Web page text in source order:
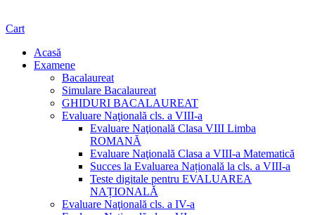
Cart
Acasă
Examene
Bacalaureat
Simulare Bacalaureat
GHIDURI BACALAUREAT
Evaluare Naţională cls. a VIII-a
Evaluare Naţională Clasa VIII Limba
ROMANĂ
Evaluare Naţională Clasa a VIII-a Matematică
Succes la Evaluarea Națională la cls. a VIII-a
Teste digitale pentru EVALUAREA
NAȚIONALĂ
Evaluare Naţională cls. a IV-a